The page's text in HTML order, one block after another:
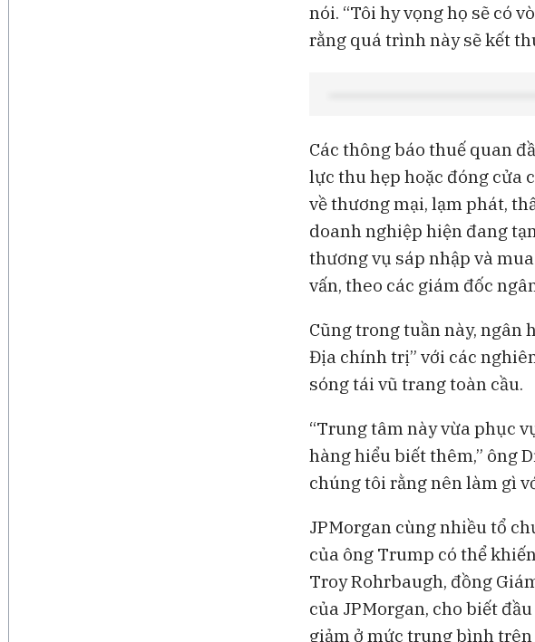
nói. “Tôi hy vọng họ sẽ có
rằng quá trình này sẽ kết
Các thông báo thuế quan
lực thu hẹp hoặc đóng cửa
về thương mại, lạm phát,
doanh nghiệp hiện đang
thương vụ sáp nhập và
vấn, theo các giám đốc
Cũng trong tuần này, ngân
Địa chính trị” với các
sóng tái vũ trang toàn cầu.
“Trung tâm này vừa phục
hàng hiểu biết thêm,” ông
chúng tôi rằng nên làm gì
JPMorgan cùng nhiều tổ
của ông Trump có thể
Troy Rohrbaugh, đồng
của JPMorgan, cho biết
giảm ở mức trung bình